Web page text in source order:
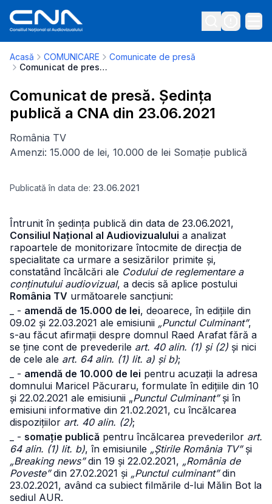
Acasă COMUNICARE
Comunicate de presă
Comunicat de presă. Ședința publică a CNA din 23.06.2021
Comunicat de presă. Ședința
publică a CNA din 23.06.2021
România TV
Amenzi: 15.000 de lei, 10.000 de lei Somație publică
Publicată în data de: 23.06.2021
Întrunit în ședința publică din data de 23.06.2021,
Consiliul Național al Audiovizualului a analizat
rapoartele de monitorizare întocmite de direcția de
specialitate ca urmare a sesizărilor primite și,
constatând încălcări ale Codului de reglementare a
conținutului audiovizual, a decis să aplice postului
România TV următoarele sancțiuni:
_ - amendă de 15.000 de lei, deoarece, în edițiile din
09.02 și 22.03.2021 ale emisiunii „Punctul Culminant”,
s-au făcut afirmații despre domnul Raed Arafat fără a
se ține cont de prevederile art. 40 alin. (1) și (2) și nici
de cele ale art. 64 alin. (1) lit. a) și b);
_ - amendă de 10.000 de lei pentru acuzații la adresa
domnului Maricel Păcuraru, formulate în edițiile din 10
și 22.02.2021 ale emisiunii „Punctul Culminant”și în
emisiuni informative din 21.02.2021, cu încălcarea
dispozițiilor art. 40 alin. (2);
_ - somație publică pentru încălcarea prevederilor art.
64 alin. (1) lit. b), în emisiunile „Știrile România TV”și
„Breaking news”din 19 și 22.02.2021, „România de
Poveste”din 27.02.2021 și „Punctul culminant”din
23.02.2021, având ca subiect filmările d-lui Mălin Bot la
sediul AUR.